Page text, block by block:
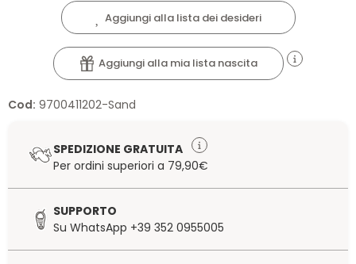
Aggiungi alla lista dei desideri
Aggiungi alla mia lista nascita
Cod: 9700411202-Sand
SPEDIZIONE GRATUITA
Per ordini superiori a 79,90€
SUPPORTO
Su WhatsApp +39 352 0955005